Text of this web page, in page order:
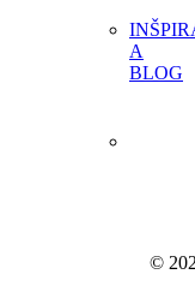
A
BLOG
©